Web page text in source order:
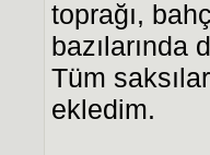
toprağı,
bazılarında
Tüm
ekledim.